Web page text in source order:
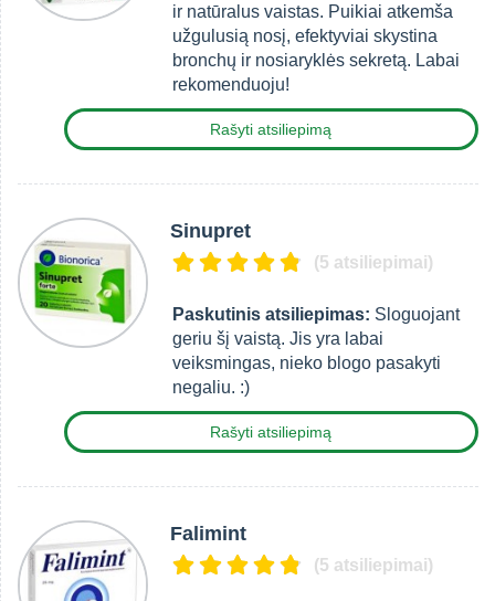
ir natūralus vaistas. Puikiai atkemša
užgulusią nosį, efektyviai skystina
bronchų ir nosiaryklės sekretą. Labai
rekomenduoju!
Rašyti atsiliepimą
Sinupret
(5 atsiliepimai)
Paskutinis atsiliepimas: Sloguojant
geriu šį vaistą. Jis yra labai
veiksmingas, nieko blogo pasakyti
negaliu. :)
Rašyti atsiliepimą
Falimint
(5 atsiliepimai)